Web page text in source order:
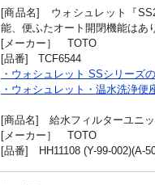
[商品名] ウォシュレット『
能、便ふたオート開閉機能はあ
[メーカー］ TOTO
[品番] TCF6544
・ウォシュレット SSシリーズ
・ウォシュレット・温水洗浄
[商品名] 給水フィルターユニッ
[メーカー］ TOTO
[品番] HH11108 (Y-99-002)(A-